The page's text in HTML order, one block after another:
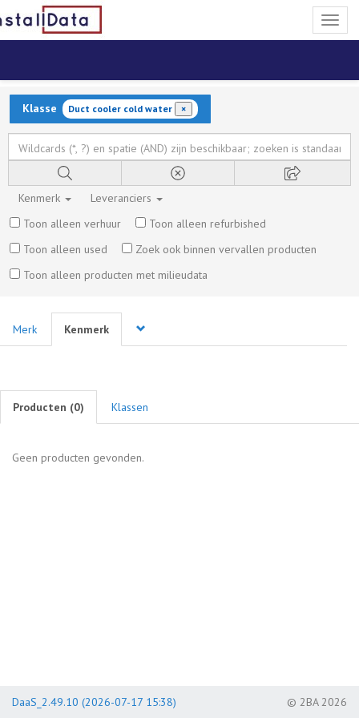
Klasse Duct cooler cold water ×
Kenmerk
Leveranciers
Toon alleen verhuur
Toon alleen refurbished
Toon alleen used
Zoek ook binnen vervallen producten
Toon alleen producten met milieudata
Merk Kenmerk
Producten (0) Klassen
Geen producten gevonden.
DaaS_2.49.10 (2026-07-17 15:38) © 2BA 2026